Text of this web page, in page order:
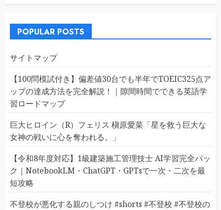
POPULAR POSTS
サイトマップ
【100問模試付き】偏差値30台でも半年でTOEIC325点ア
ップの達成方法を完全解説！｜隙間時間でできる英語学
習ロードマップ
巨大ヒロイン（R）フェリス 槇原愛菜「星を救う巨大な
女神の戦いに心を奪われる。」
【令和8年度対応】1級建築施工管理技士 AI学習完全パッ
ク｜NotebookLM・ChatGPT・GPTsで一次・二次を最
短攻略
不登校が悪化する親のしつけ #shorts #不登校 #不登校の